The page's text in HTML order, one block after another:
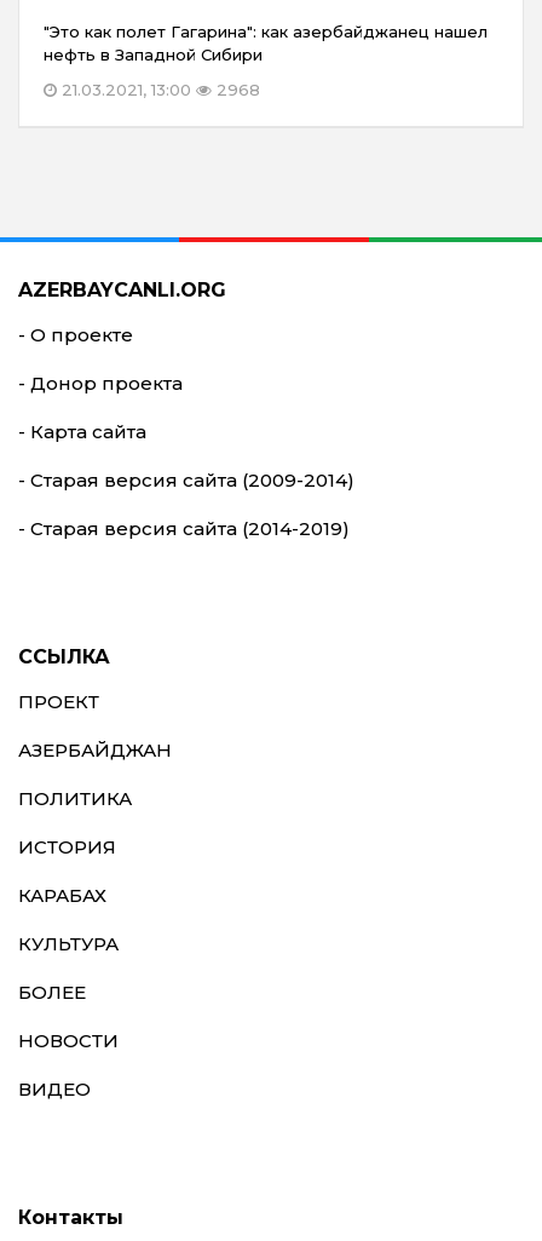
"Это как полет Гагарина": как азербайджанец нашел
нефть в Западной Сибири
21.03.2021, 13:00
2968
AZERBAYCANLI.ORG
- О проекте
- Донор проекта
- Карта сайта
- Старая версия сайта (2009-2014)
- Старая версия сайта (2014-2019)
ССЫЛКА
ПРОЕКТ
АЗЕРБАЙДЖАН
ПОЛИТИКА
ИСТОРИЯ
КАРАБАХ
КУЛЬТУРА
БОЛЕЕ
НОВОСТИ
ВИДЕО
Контакты